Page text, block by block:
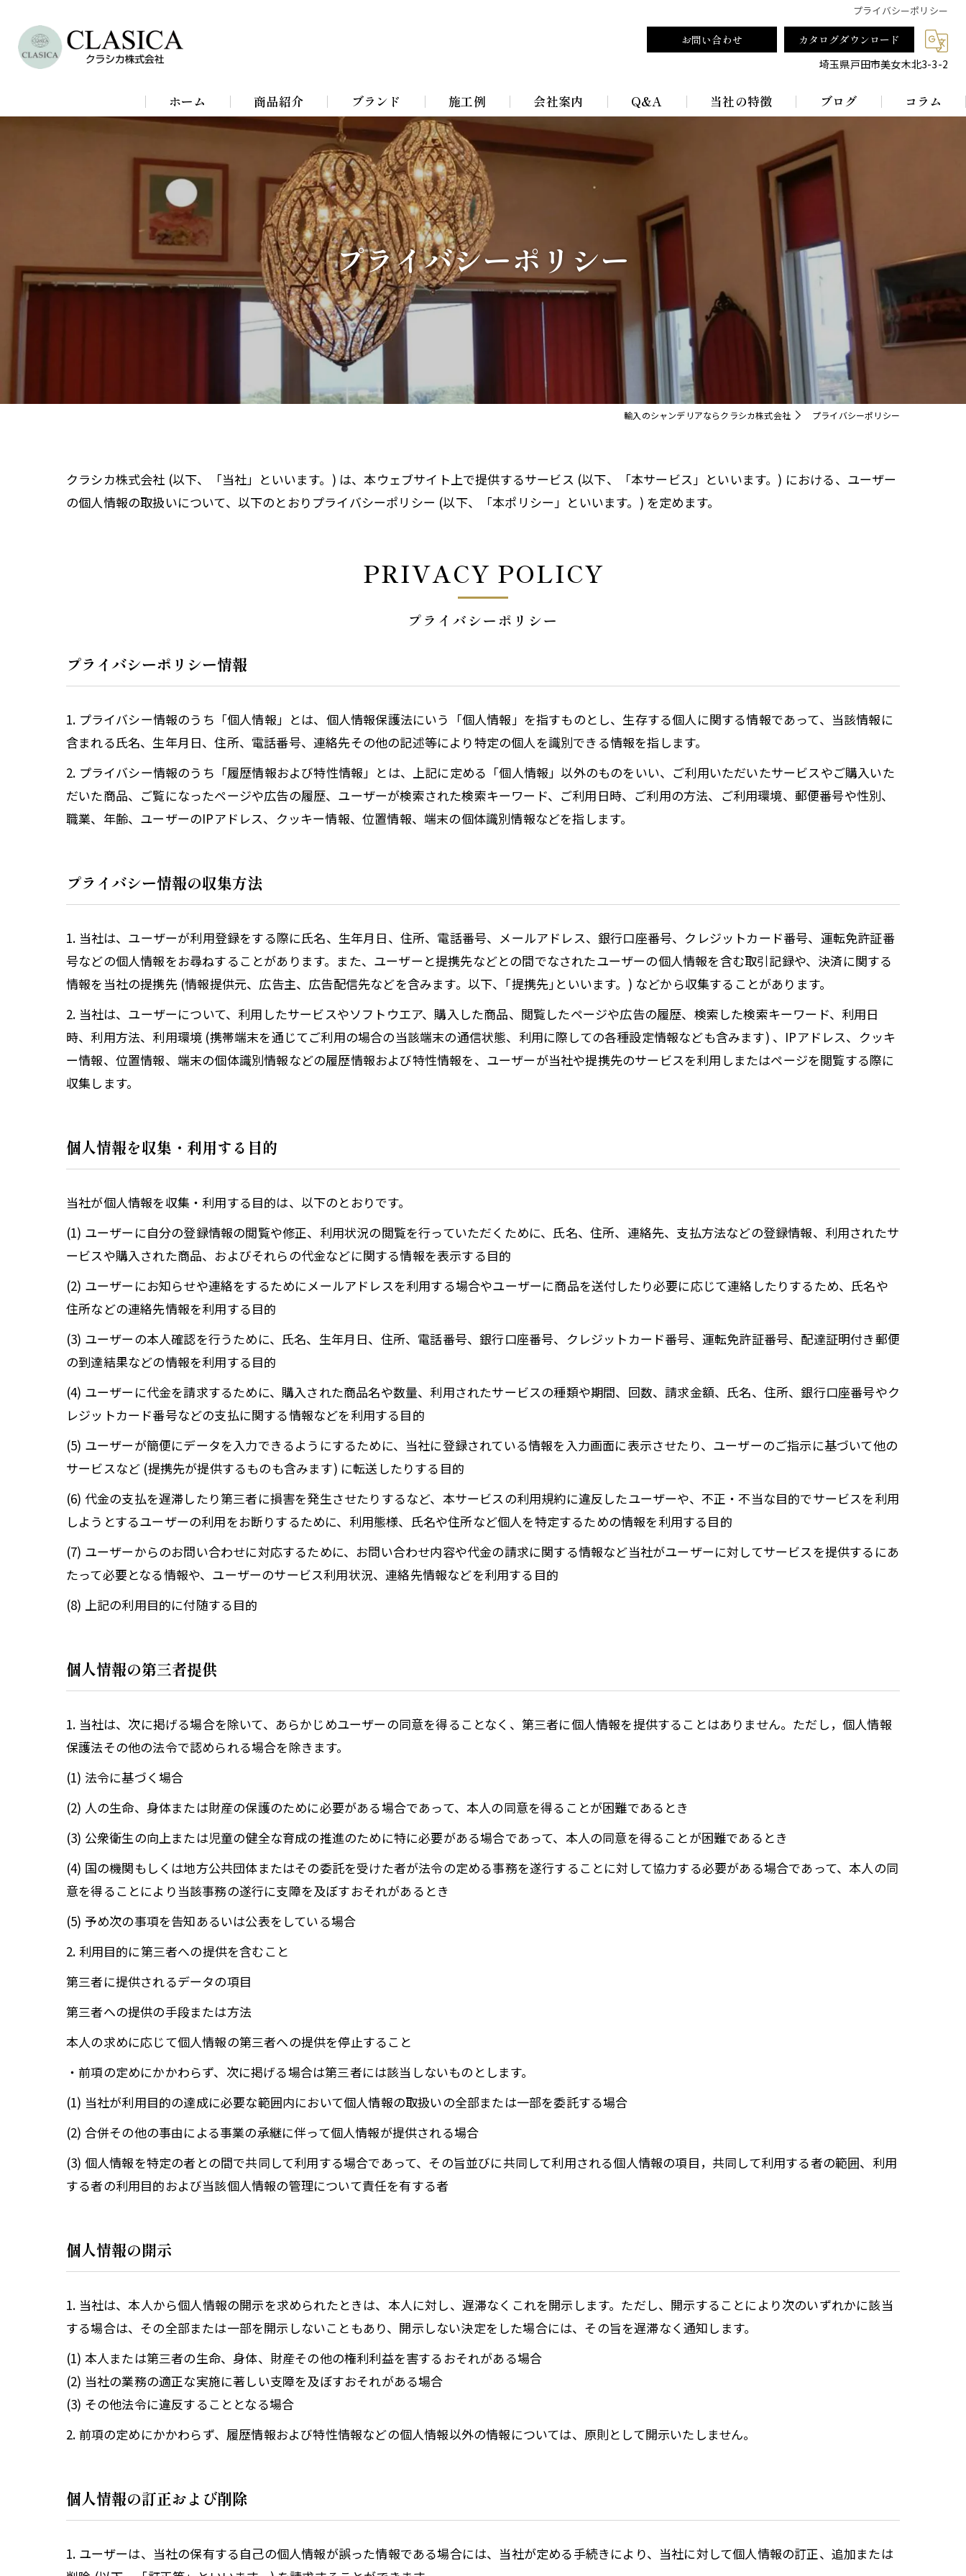
プライバシーポリシー
お問い合わせ
カタログダウンロード
埼玉県戸田市美女木北3-3-2
ホーム 商品紹介
シャンデリア
シーリングライト
スタンドライト
ブラケットライト
ペンダントライト
ブランド
Bohemian Chandeliers
Murano Blown Glass
William Morris lamps
Toile De Jouy Lamps
Orla Kiely Lamps
施工例 会社案内 Q&A 当社の特徴
テーブルランプ
ランプシェード
クリスタル
ブログ コラム
プライバシーポリシー
輸入のシャンデリアならクラシカ株式会社 プライバシーポリシー
クラシカ株式会社 (以下、「当社」といいます。) は、本ウェブサイト上で提供するサービス (以下、「本サービス」といいます。) における、ユーザー
の個人情報の取扱いについて、以下のとおりプライバシーポリシー (以下、「本ポリシー」といいます。) を定めます。
プライバシーポリシー
PRIVACY POLICY
プライバシーポリシー情報
1. プライバシー情報のうち「個人情報」とは、個人情報保護法にいう「個人情報」を指すものとし、生存する個人に関する情報であって、当該情報に
含まれる氏名、生年月日、住所、電話番号、連絡先その他の記述等により特定の個人を識別できる情報を指します。
2. プライバシー情報のうち「履歴情報および特性情報」とは、上記に定める「個人情報」以外のものをいい、ご利用いただいたサービスやご購入いた
だいた商品、ご覧になったページや広告の履歴、ユーザーが検索された検索キーワード、ご利用日時、ご利用の方法、ご利用環境、郵便番号や性別、
職業、年齢、ユーザーのIPアドレス、クッキー情報、位置情報、端末の個体識別情報などを指します。
プライバシー情報の収集方法
1. 当社は、ユーザーが利用登録をする際に氏名、生年月日、住所、電話番号、メールアドレス、銀行口座番号、クレジットカード番号、運転免許証番
号などの個人情報をお尋ねすることがあります。また、ユーザーと提携先などとの間でなされたユーザーの個人情報を含む取引記録や、決済に関する
情報を当社の提携先 (情報提供元、広告主、広告配信先などを含みます。以下、｢提携先｣といいます。) などから収集することがあります。
2. 当社は、ユーザーについて、利用したサービスやソフトウエア、購入した商品、閲覧したページや広告の履歴、検索した検索キーワード、利用日
時、利用方法、利用環境 (携帯端末を通じてご利用の場合の当該端末の通信状態、利用に際しての各種設定情報なども含みます) 、IPアドレス、クッキ
ー情報、位置情報、端末の個体識別情報などの履歴情報および特性情報を、ユーザーが当社や提携先のサービスを利用しまたはページを閲覧する際に
収集します。
個人情報を収集・利用する目的
当社が個人情報を収集・利用する目的は、以下のとおりです。
(1) ユーザーに自分の登録情報の閲覧や修正、利用状況の閲覧を行っていただくために、氏名、住所、連絡先、支払方法などの登録情報、利用されたサ
ービスや購入された商品、およびそれらの代金などに関する情報を表示する目的
(2) ユーザーにお知らせや連絡をするためにメールアドレスを利用する場合やユーザーに商品を送付したり必要に応じて連絡したりするため、氏名や
住所などの連絡先情報を利用する目的
(3) ユーザーの本人確認を行うために、氏名、生年月日、住所、電話番号、銀行口座番号、クレジットカード番号、運転免許証番号、配達証明付き郵便
の到達結果などの情報を利用する目的
(4) ユーザーに代金を請求するために、購入された商品名や数量、利用されたサービスの種類や期間、回数、請求金額、氏名、住所、銀行口座番号やク
レジットカード番号などの支払に関する情報などを利用する目的
(5) ユーザーが簡便にデータを入力できるようにするために、当社に登録されている情報を入力画面に表示させたり、ユーザーのご指示に基づいて他の
サービスなど (提携先が提供するものも含みます) に転送したりする目的
(6) 代金の支払を遅滞したり第三者に損害を発生させたりするなど、本サービスの利用規約に違反したユーザーや、不正・不当な目的でサービスを利用
しようとするユーザーの利用をお断りするために、利用態様、氏名や住所など個人を特定するための情報を利用する目的
(7) ユーザーからのお問い合わせに対応するために、お問い合わせ内容や代金の請求に関する情報など当社がユーザーに対してサービスを提供するにあ
たって必要となる情報や、ユーザーのサービス利用状況、連絡先情報などを利用する目的
(8) 上記の利用目的に付随する目的
個人情報の第三者提供
1. 当社は、次に掲げる場合を除いて、あらかじめユーザーの同意を得ることなく、第三者に個人情報を提供することはありません。ただし，個人情報
保護法その他の法令で認められる場合を除きます。
(1) 法令に基づく場合
(2) 人の生命、身体または財産の保護のために必要がある場合であって、本人の同意を得ることが困難であるとき
(3) 公衆衛生の向上または児童の健全な育成の推進のために特に必要がある場合であって、本人の同意を得ることが困難であるとき
(4) 国の機関もしくは地方公共団体またはその委託を受けた者が法令の定める事務を遂行することに対して協力する必要がある場合であって、本人の同
意を得ることにより当該事務の遂行に支障を及ぼすおそれがあるとき
(5) 予め次の事項を告知あるいは公表をしている場合
2. 利用目的に第三者への提供を含むこと
第三者に提供されるデータの項目
第三者への提供の手段または方法
本人の求めに応じて個人情報の第三者への提供を停止すること
・前項の定めにかかわらず、次に掲げる場合は第三者には該当しないものとします。
(1) 当社が利用目的の達成に必要な範囲内において個人情報の取扱いの全部または一部を委託する場合
(2) 合併その他の事由による事業の承継に伴って個人情報が提供される場合
(3) 個人情報を特定の者との間で共同して利用する場合であって、その旨並びに共同して利用される個人情報の項目，共同して利用する者の範囲、利用
する者の利用目的および当該個人情報の管理について責任を有する者
個人情報の開示
1. 当社は、本人から個人情報の開示を求められたときは、本人に対し、遅滞なくこれを開示します。ただし、開示することにより次のいずれかに該当
する場合は、その全部または一部を開示しないこともあり、開示しない決定をした場合には、その旨を遅滞なく通知します。
(1) 本人または第三者の生命、身体、財産その他の権利利益を害するおそれがある場合
(2) 当社の業務の適正な実施に著しい支障を及ぼすおそれがある場合
(3) その他法令に違反することとなる場合
2. 前項の定めにかかわらず、履歴情報および特性情報などの個人情報以外の情報については、原則として開示いたしません。
個人情報の訂正および削除
1. ユーザーは、当社の保有する自己の個人情報が誤った情報である場合には、当社が定める手続きにより、当社に対して個人情報の訂正、追加または